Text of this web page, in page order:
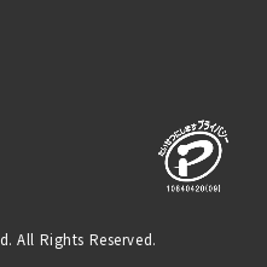
All Rights Reserved.